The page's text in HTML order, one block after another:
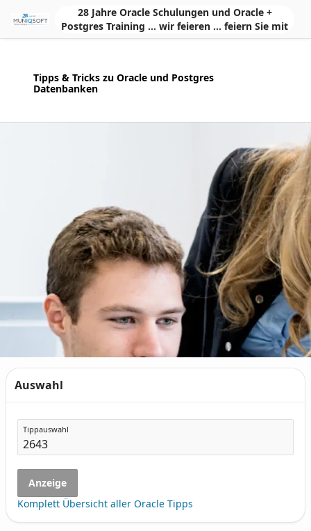
Skip to Main Content28 Jahre Oracle Schulungen und Oracle +
Postgres Training ... wir feieren ... feiern Sie mit
Tipps & Tricks zu Oracle und Postgres
Datenbanken
Auswahl
Tippauswahl
Anzeige
Komplett Übersicht aller Oracle Tipps